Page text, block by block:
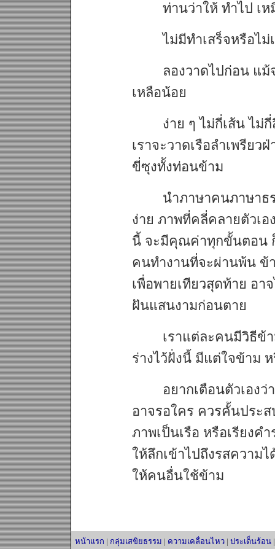
ท่านว่าให้ ทำไป เ
ไม่มีทำเสร็จหรือไม่
ลองวาดไปก่อน แม้
เหลือน้อย
ง่าย ๆ ไม่กี่เส้น ไม่
เราจะวาดเรือลำเพรียว
ขี่ซุงทั้งท่อนข้าม
นำภาษาคนภาษาธ
ง่าย ภาพที่คลี่คลายตัวเ
นี้ จะมีคุณค่าทุกขั้นตอน
คนทำงานที่จะผ่านพ้น ข้
เพื่อพายเทียวสุดท้าย อา
ฝันแสนงามก่อนตาย
เราแต่ละคนมีวิธีข้
ร่างไว้ฝั่งนี้ มีแต่ใจข้าม
อยากเตือนตัวเอง
อาจรอใคร ควรคั้นประ
ภาพเป็นเรือ หรือเรียงค
ให้ลึกเข้าไปถึงรสความไ
ให้คนอื่นใช้ข้าม
หน้าแรก | กลุ่มเสขิยธรรม | ความเคลื่อนไหว | ประเด็นร้อน